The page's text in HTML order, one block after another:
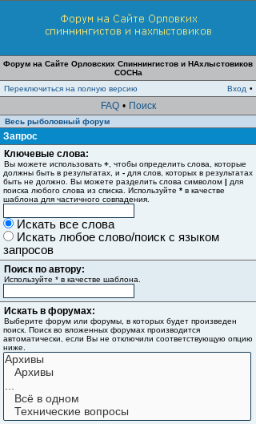
Форум на Сайте Орловских Спиннингистов и НАхлыстовиков
СОСНа
Переключиться на полную версию
Вход •
FAQ • Поиск
Весь рыболовный форум
Запрос
Ключевые слова:
Вы можете использовать + , чтобы определить слова, которые
должны быть в результатах, и - для слов, которых в результатах
быть не должно. Вы можете разделить слова символом | для
поиска любого слова из списка. Используйте * в качестве
шаблона для частичного совпадения.
Искать все слова
Искать любое слово/поиск с языком
запросов
Поиск по автору:
Используйте * в качестве шаблона.
Искать в форумах:
Выберите форум или форумы, в которых будет произведен
поиск. Поиск во вложенных форумах производится
автоматически, если Вы не отключили соответствующую опцию
ниже.